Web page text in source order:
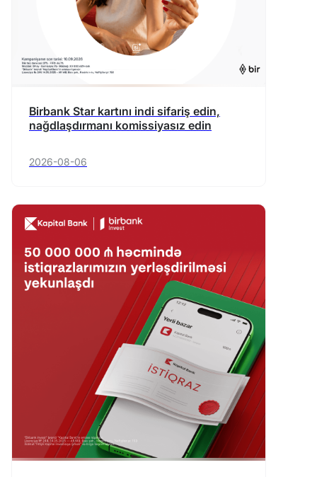
Birbank Star kartını indi sifariş edin,
nağdlaşdırmanı komissiyasız edin
2026-08-06